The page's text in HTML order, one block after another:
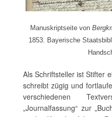
Manuskriptseite von
1853. Bayerische
Als Schriftsteller ist Stifter
schreibt zügig und
verschiedenen
„Journalfassung“ zur